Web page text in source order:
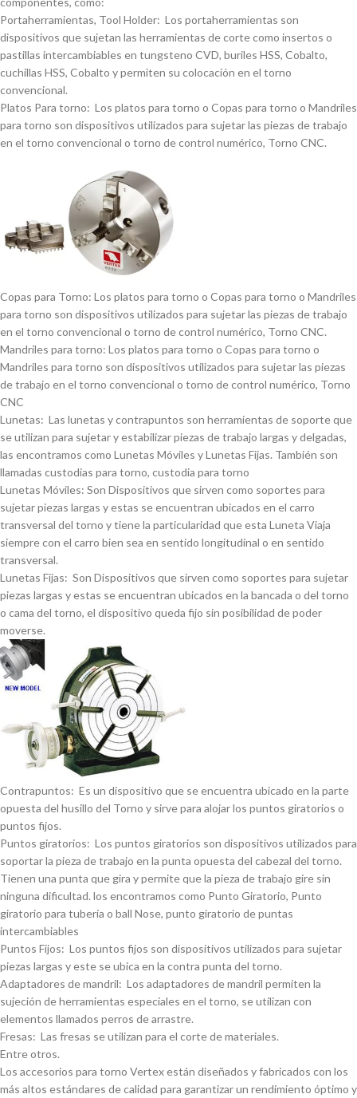
Portaherramientas, Tool Holder: Los portaherramientas son
dispositivos que sujetan las herramientas de corte como insertos o
pastillas intercambiables en tungsteno CVD, buriles HSS, Cobalto,
cuchillas HSS, Cobalto y permiten su colocación en el torno
convencional.
Platos Para torno: Los platos para torno o Copas para torno o Mandriles
para torno son dispositivos utilizados para sujetar las piezas de trabajo
en el torno convencional o torno de control numérico, Torno CNC.
Copas para Torno: Los platos para torno o Copas para torno o Mandriles
para torno son dispositivos utilizados para sujetar las piezas de trabajo
en el torno convencional o torno de control numérico, Torno CNC.
Mandriles para torno: Los platos para torno o Copas para torno o
Mandriles para torno son dispositivos utilizados para sujetar las piezas
de trabajo en el torno convencional o torno de control numérico, Torno
CNC
Lunetas: Las lunetas y contrapuntos son herramientas de soporte que
se utilizan para sujetar y estabilizar piezas de trabajo largas y delgadas,
las encontramos como Lunetas Móviles y Lunetas Fijas. También son
llamadas custodias para torno, custodia para torno
Lunetas Móviles: Son Dispositivos que sirven como soportes para
sujetar piezas largas y estas se encuentran ubicados en el carro
transversal del torno y tiene la particularidad que esta Luneta Viaja
siempre con el carro bien sea en sentido longitudinal o en sentido
transversal.
Lunetas Fijas: Son Dispositivos que sirven como soportes para sujetar
piezas largas y estas se encuentran ubicados en la bancada o del torno
o cama del torno, el dispositivo queda fijo sin posibilidad de poder
moverse.
Contrapuntos: Es un dispositivo que se encuentra ubicado en la parte
opuesta del husillo del Torno y sirve para alojar los puntos giratorios o
puntos fijos.
Puntos giratorios: Los puntos giratorios son dispositivos utilizados para
soportar la pieza de trabajo en la punta opuesta del cabezal del torno.
Tienen una punta que gira y permite que la pieza de trabajo gire sin
ninguna dificultad. los encontramos como Punto Giratorio, Punto
giratorio para tuberí­a o ball Nose, punto giratorio de puntas
intercambiables
Puntos Fijos: Los puntos fijos son dispositivos utilizados para sujetar
piezas largas y este se ubica en la contra punta del torno.
Adaptadores de mandril: Los adaptadores de mandril permiten la
sujeción de herramientas especiales en el torno, se utilizan con
elementos llamados perros de arrastre.
Fresas: Las fresas se utilizan para el corte de materiales.
Entre otros.
Los accesorios para torno Vertex están diseñados y fabricados con los
más altos estándares de calidad para garantizar un rendimiento óptimo y